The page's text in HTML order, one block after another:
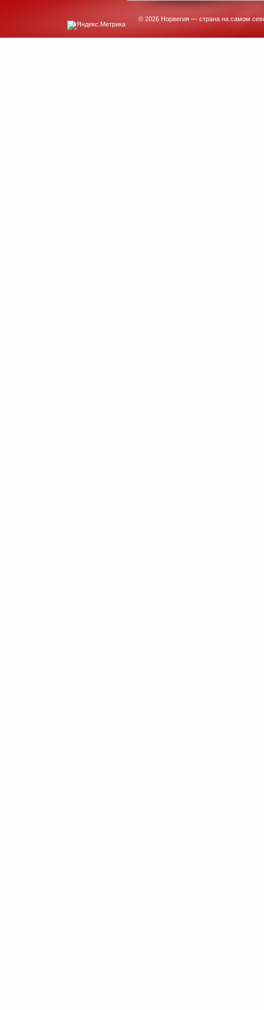
© 2026 Норвегия — страна на самом